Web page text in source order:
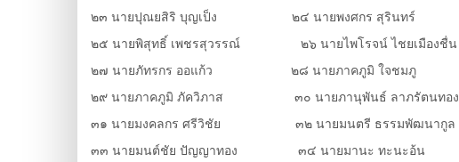
๒๓ นายปุณยสิริ บุญเป็ง ๒๔ นายพงศกร สุรินทร์
๒๕ นายพิสุทธิ์ เพชรสุวรรณ์ ๒๖ นายไพโรจน์ ไชยเมืองชื่น
๒๗ นายภัทรกร ออแก้ว ๒๘ นายภาคภูมิ ใจชมภู
๒๙ นายภาคภูมิ ภัควิภาส ๓๐ นายภานุพันธ์ ลาภรัตนทอง
๓๑ นายมงคลกร ศรีวิชัย ๓๒ นายมนตรี ธรรมพัฒนากูล
๓๓ นายมนต์ชัย ปัญญาทอง ๓๔ นายมานะ ทะนะอ้น